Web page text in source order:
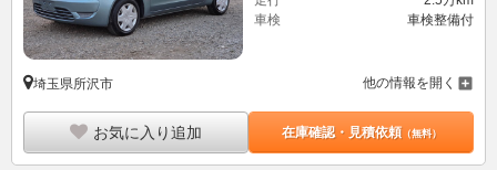
車検
車検整備付
埼玉県所沢市 他の情報を開く
お気に入り追加 在庫確認・見積依頼（無料）